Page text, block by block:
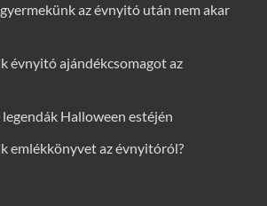
az évnyitó után nem akar
évnyitó ajándékcsomagot az
Halloween estéjén
emlékkönyvet az évnyitóról?